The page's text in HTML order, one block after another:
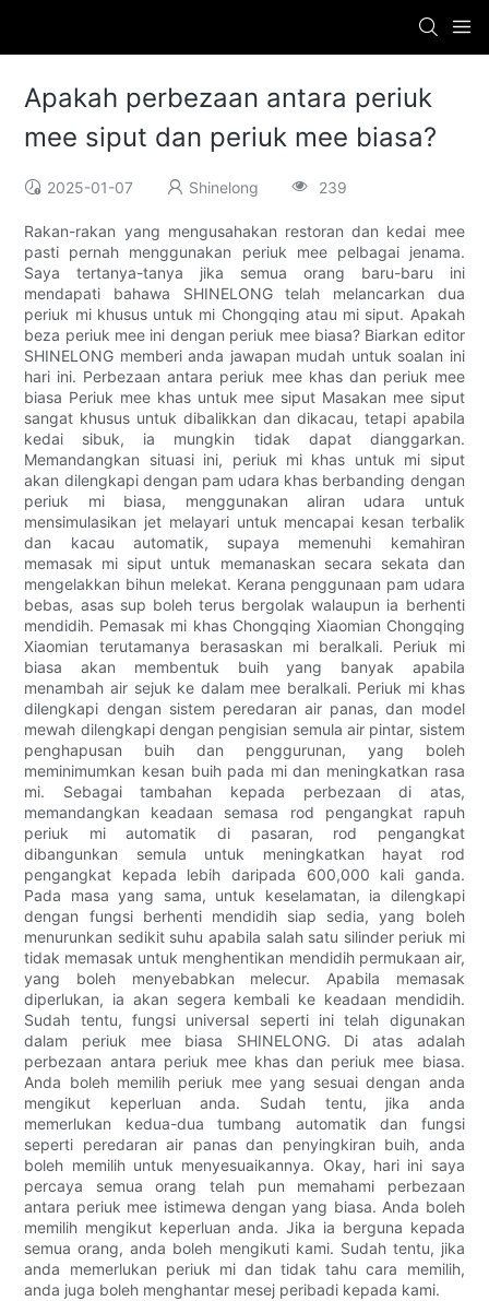
Apakah perbezaan antara periuk
mee siput dan periuk mee biasa?
2025-01-07 Shinelong 239
Rakan-rakan yang mengusahakan restoran dan kedai mee
pasti pernah menggunakan periuk mee pelbagai jenama.
Saya tertanya-tanya jika semua orang baru-baru ini
mendapati bahawa SHINELONG telah melancarkan dua
periuk mi khusus untuk mi Chongqing atau mi siput. Apakah
beza periuk mee ini dengan periuk mee biasa? Biarkan editor
SHINELONG memberi anda jawapan mudah untuk soalan ini
hari ini. Perbezaan antara periuk mee khas dan periuk mee
biasa Periuk mee khas untuk mee siput Masakan mee siput
sangat khusus untuk dibalikkan dan dikacau, tetapi apabila
kedai sibuk, ia mungkin tidak dapat dianggarkan.
Memandangkan situasi ini, periuk mi khas untuk mi siput
akan dilengkapi dengan pam udara khas berbanding dengan
periuk mi biasa, menggunakan aliran udara untuk
mensimulasikan jet melayari untuk mencapai kesan terbalik
dan kacau automatik, supaya memenuhi kemahiran
memasak mi siput untuk memanaskan secara sekata dan
mengelakkan bihun melekat. Kerana penggunaan pam udara
bebas, asas sup boleh terus bergolak walaupun ia berhenti
mendidih. Pemasak mi khas Chongqing Xiaomian Chongqing
Xiaomian terutamanya berasaskan mi beralkali. Periuk mi
biasa akan membentuk buih yang banyak apabila
menambah air sejuk ke dalam mee beralkali. Periuk mi khas
dilengkapi dengan sistem peredaran air panas, dan model
mewah dilengkapi dengan pengisian semula air pintar, sistem
penghapusan buih dan penggurunan, yang boleh
meminimumkan kesan buih pada mi dan meningkatkan rasa
mi. Sebagai tambahan kepada perbezaan di atas,
memandangkan keadaan semasa rod pengangkat rapuh
periuk mi automatik di pasaran, rod pengangkat
dibangunkan semula untuk meningkatkan hayat rod
pengangkat kepada lebih daripada 600,000 kali ganda.
Pada masa yang sama, untuk keselamatan, ia dilengkapi
dengan fungsi berhenti mendidih siap sedia, yang boleh
menurunkan sedikit suhu apabila salah satu silinder periuk mi
tidak memasak untuk menghentikan mendidih permukaan air,
yang boleh menyebabkan melecur. Apabila memasak
diperlukan, ia akan segera kembali ke keadaan mendidih.
Sudah tentu, fungsi universal seperti ini telah digunakan
dalam periuk mee biasa SHINELONG. Di atas adalah
perbezaan antara periuk mee khas dan periuk mee biasa.
Anda boleh memilih periuk mee yang sesuai dengan anda
mengikut keperluan anda. Sudah tentu, jika anda
memerlukan kedua-dua tumbang automatik dan fungsi
seperti peredaran air panas dan penyingkiran buih, anda
boleh memilih untuk menyesuaikannya. Okay, hari ini saya
percaya semua orang telah pun memahami perbezaan
antara periuk mee istimewa dengan yang biasa. Anda boleh
memilih mengikut keperluan anda. Jika ia berguna kepada
semua orang, anda boleh mengikuti kami. Sudah tentu, jika
anda memerlukan periuk mi dan tidak tahu cara memilih,
anda juga boleh menghantar mesej peribadi kepada kami.